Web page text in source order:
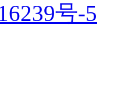
号-5